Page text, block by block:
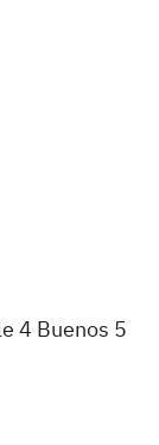
4 Buenos 5